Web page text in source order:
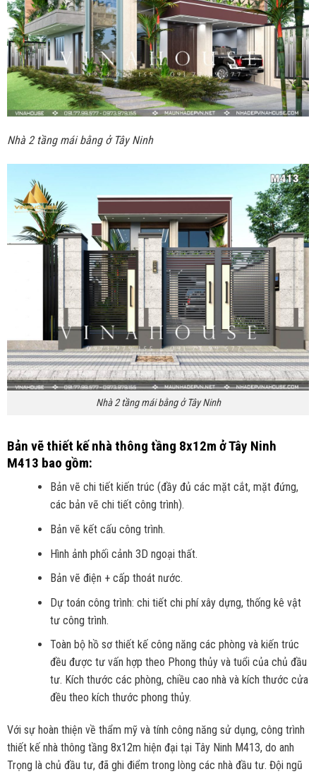
Nhà 2 tầng mái bằng ở Tây Ninh
Nhà 2 tầng mái bằng ở Tây Ninh
Bản vẽ thiết kế nhà thông tầng 8x12m ở Tây Ninh
M413 bao gồm:
Bản vẽ chi tiết kiến trúc (đầy đủ các mặt cắt, mặt đứng,
các bản vẽ chi tiết công trình).
Bản vẽ kết cấu công trình.
Hình ảnh phối cảnh 3D ngoại thất.
Bản vẽ điện + cấp thoát nước.
Dự toán công trình: chi tiết chi phí xây dựng, thống kê vật
tư công trình.
Toàn bộ hồ sơ thiết kế công năng các phòng và kiến trúc
đều được tư vấn hợp theo Phong thủy và tuổi của chủ đầu
tư. Kích thước các phòng, chiều cao nhà và kích thước cửa
đều theo kích thước phong thủy.
Với sự hoàn thiện về thẩm mỹ và tính công năng sử dụng, công trình
thiết kế nhà thông tầng 8x12m hiện đại tại Tây Ninh M413, do anh
Trọng là chủ đầu tư, đã ghi điểm trong lòng các nhà đầu tư. Đội ngũ